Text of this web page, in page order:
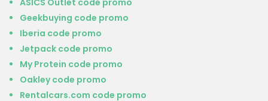
ASICS Outlet code promo
Geekbuying code promo
Iberia code promo
Jetpack code promo
My Protein code promo
Oakley code promo
Rentalcars.com code promo